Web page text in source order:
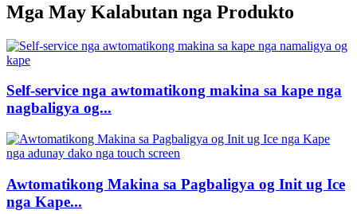
Mga May Kalabutan nga Produkto
Self-service nga awtomatikong makina sa kape nga
nagbaligya og...
Awtomatikong Makina sa Pagbaligya og Init ug Ice
nga Kape...